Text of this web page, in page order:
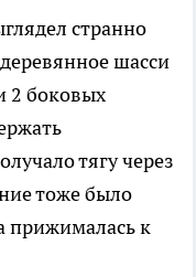
странно
шасси
2 боковых
тягу через
тоже было
прижималась к